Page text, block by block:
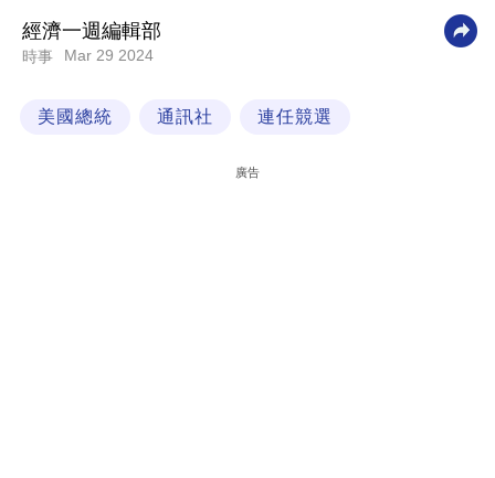
業
科
經濟一週編輯部
時事 Mar 29 2024
美國總統 通訊社 連任競選
廣告